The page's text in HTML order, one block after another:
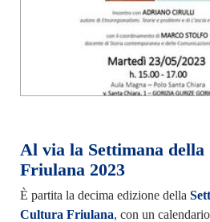
Al via la Settimana
Friulana 2023
È partita la decima edizione della
Cultura Friulana, con un